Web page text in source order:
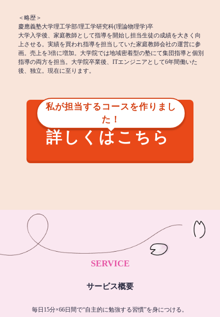
＜略歴＞
慶應義塾大学理工学部/理工学研究科(理論物理学)卒
大学入学後、家庭教師として指導を開始し担当生徒の成績を大きく向
上させる。実績を買われ指導を担当していた家庭教師会社の運営に参
画。売上を3倍に増加。大学院では地域密着型の塾にて集団指導と個別
指導の両方を担当。大学院卒業後、ITエンジニアとして6年間働いた
後、独立。現在に至ります。
私が担当するコースを作りまし
た！
詳しくはこちら
SERVICE
サービス概要
毎日15分×66日間で“自主的に勉強する習慣”を身につける。